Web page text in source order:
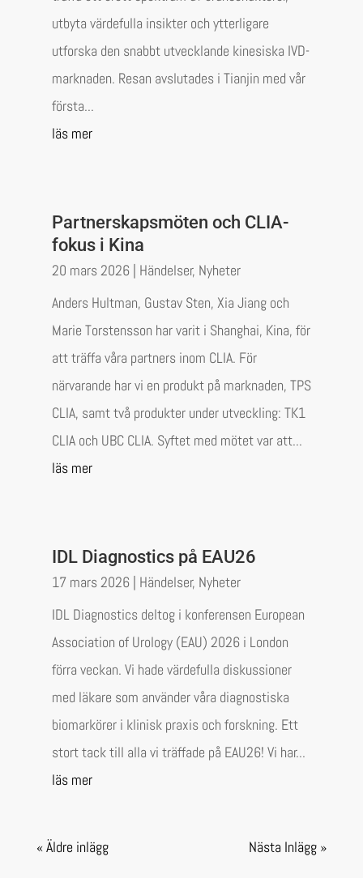
utbyta värdefulla insikter och ytterligare
utforska den snabbt utvecklande kinesiska IVD-
marknaden. Resan avslutades i Tianjin med vår
första...
läs mer
Partnerskapsmöten och CLIA-
fokus i Kina
20 mars 2026| Händelser, Nyheter
Anders Hultman, Gustav Sten, Xia Jiang och
Marie Torstensson har varit i Shanghai, Kina, för
att träffa våra partners inom CLIA. För
närvarande har vi en produkt på marknaden, TPS
CLIA, samt två produkter under utveckling: TK1
CLIA och UBC CLIA. Syftet med mötet var att...
läs mer
IDL Diagnostics på EAU26
17 mars 2026| Händelser, Nyheter
IDL Diagnostics deltog i konferensen European
Association of Urology (EAU) 2026 i London
förra veckan. Vi hade värdefulla diskussioner
med läkare som använder våra diagnostiska
biomarkörer i klinisk praxis och forskning. Ett
stort tack till alla vi träffade på EAU26! Vi har...
läs mer
« Äldre inlägg Nästa Inlägg »